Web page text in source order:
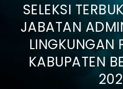
PROFIL
INFORMASI
LAYANAN
SARANA & PRASARANA
SELEKSI
JABATAN
LINGKUNGAN
KABUPATEN